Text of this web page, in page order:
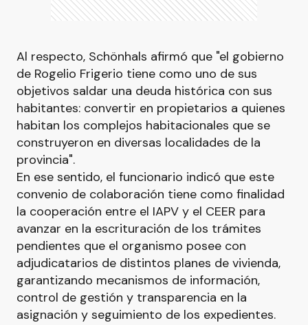
Al respecto, Schönhals afirmó que "el gobierno
de Rogelio Frigerio tiene como uno de sus
objetivos saldar una deuda histórica con sus
habitantes: convertir en propietarios a quienes
habitan los complejos habitacionales que se
construyeron en diversas localidades de la
provincia".
En ese sentido, el funcionario indicó que este
convenio de colaboración tiene como finalidad
la cooperación entre el IAPV y el CEER para
avanzar en la escrituración de los trámites
pendientes que el organismo posee con
adjudicatarios de distintos planes de vivienda,
garantizando mecanismos de información,
control de gestión y transparencia en la
asignación y seguimiento de los expedientes.